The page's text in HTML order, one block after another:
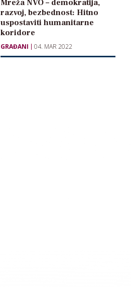
Mreža NVO – demokratija,
razvoj, bezbednost: Hitno
uspostaviti humanitarne
koridore
GRAĐANI 04. MAR 2022